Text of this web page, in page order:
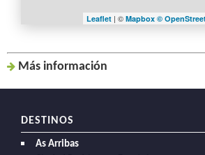
Leaflet | © Mapbox ©
Más información
DESTINOS
As Arribas